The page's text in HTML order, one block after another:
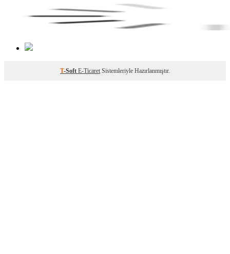
T-Soft E-Ticaret Sistemleriyle Hazırlanmıştır.